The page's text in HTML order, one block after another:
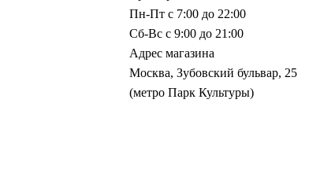
Пн-Пт с 7:00 до 22:00
Сб-Вс с 9:00 до 21:00
Адрес магазина
Москва, Зубовский бульвар, 25
(метро Парк Культуры)